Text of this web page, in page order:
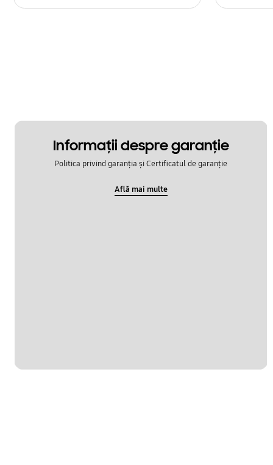
Informaţii despre garanţie
Politica privind garanția și Certificatul de garanție
Află mai multe